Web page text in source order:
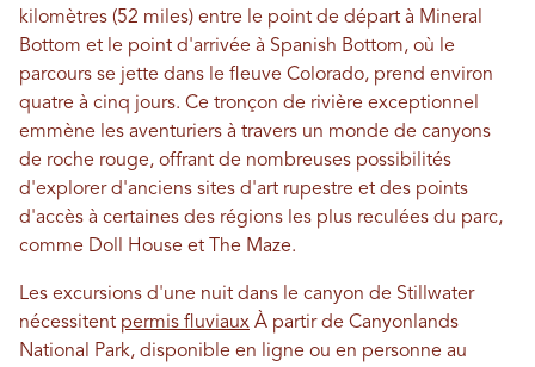
kilomètres (52 miles) entre le point de départ à Mineral
Bottom et le point d'arrivée à Spanish Bottom, où le
parcours se jette dans le fleuve Colorado, prend environ
quatre à cinq jours. Ce tronçon de rivière exceptionnel
emmène les aventuriers à travers un monde de canyons
de roche rouge, offrant de nombreuses possibilités
d'explorer d'anciens sites d'art rupestre et des points
d'accès à certaines des régions les plus reculées du parc,
comme Doll House et The Maze.
Les excursions d'une nuit dans le canyon de Stillwater
nécessitent permis fluviaux À partir de Canyonlands
National Park, disponible en ligne ou en personne au